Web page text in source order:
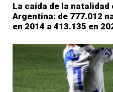
La caída de la natalidad
Argentina: de 777.012
en 2014 a 413.135 en